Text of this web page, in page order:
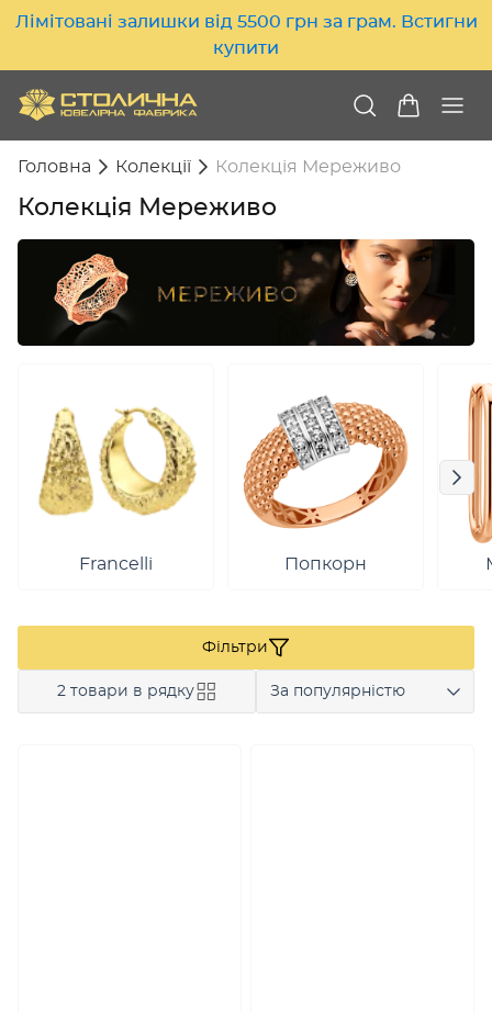
Лімітовані залишки від 5500 грн за грам. Встигни
купити
Головна Колекції Колекція Мереживо
Колекція Мереживо
Francelli Попкорн
Фільтри
2 товари в рядку За популярністю